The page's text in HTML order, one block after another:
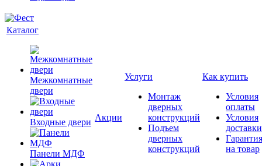
Каталог
Межкомнатные
двери
Входные двери
Панели МДФ
Акции
Услуги
Монтаж
дверных
конструкций
Подъем
дверных
конструкций
Как купить
Условия
оплаты
Условия
доставки
Гарантия
на товар